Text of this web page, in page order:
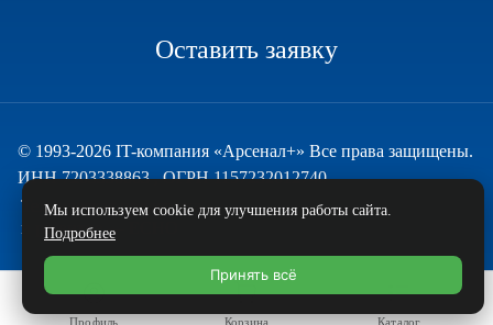
Оставить заявку
© 1993-2026 IT-компания «Арсенал+» Все права защищены.
ИНН 7203338863 , ОГРН 1157232012740
Техническая поддержка
и развитие — ECHO
Профиль Корзина Каталог
Мы используем cookie для улучшения работы сайта.
Подробнее
Принять всё